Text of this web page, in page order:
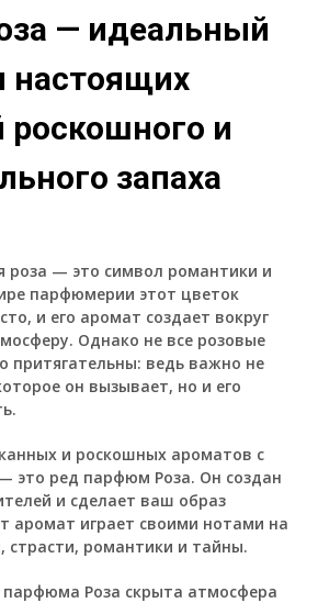
— идеальный
настоящих
роскошного и
запаха
роза — это символ романтики и
парфюмерии этот цветок
и его аромат создает вокруг
Однако не все розовые
ведь важно не
он вызывает, но и его
и роскошных ароматов с
это ред парфюм Роза. Он создан
и сделает ваш образ
аромат играет своими нотами на
страсти, романтики и тайны.
Роза скрыта атмосфера